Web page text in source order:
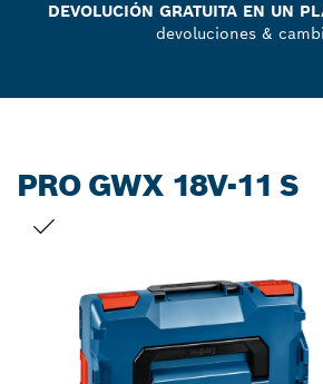
DEVOLUCIÓN GRATUITA EN UN
devoluciones &
PRO GWX 18V-11 S